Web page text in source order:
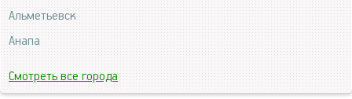
Альметьевск
Анапа
Смотреть все города